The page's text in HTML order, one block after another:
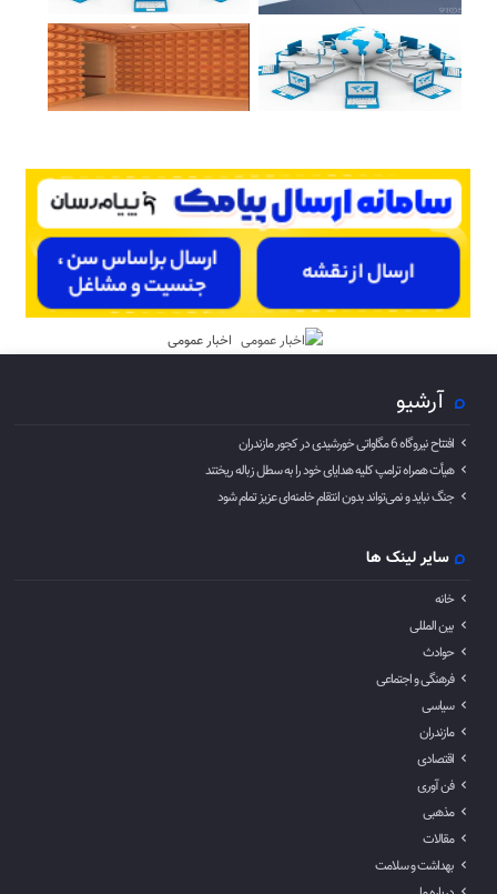
اخبار عمومی
آرشیو
افتتاح نیروگاه 6 مگاواتی خورشیدی در کجور مازندران
هیأت همراه ترامپ کلیه هدایای خود را به سطل زباله ریختند
جنگ نباید و نمی‌تواند بدون انتقام خامنه‌ای عزیز تمام شود
سایر لینک ها
خانه
بین المللی
حوادث
فرهنگی و اجتماعی
سیاسی
مازندران
اقتصادی
فن آوری
مذهبی
مقالات
بهداشت و سلامت